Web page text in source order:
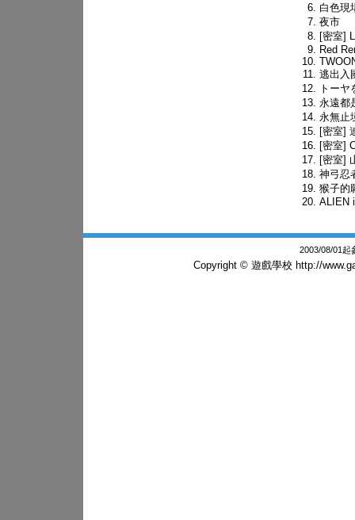
白色現
夜市
[密室]
Red
逃出入
トーヤ
永遠都
永無止
[密室]
[密室]
[密室]
神弓忍
猴子的
ALIEN
2003/08/01起
Copyright © 遊戲學校 http://